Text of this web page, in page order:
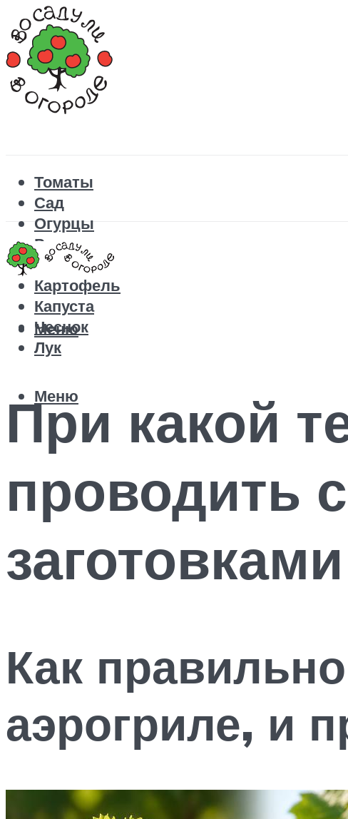
Томаты
Сад
Огурцы
Рецепты
Перец
Картофель
Капуста
Чеснок
Лук
Меню
Меню
При какой
проводить
Как
аэрогриле, и